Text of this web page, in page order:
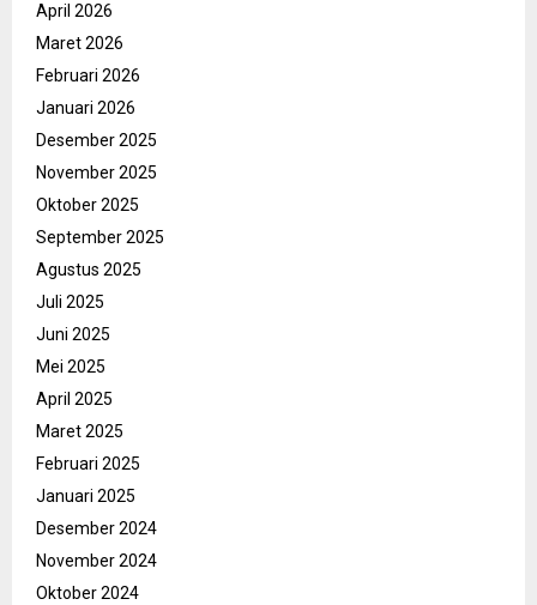
April 2026
Maret 2026
Februari 2026
Januari 2026
Desember 2025
November 2025
Oktober 2025
September 2025
Agustus 2025
Juli 2025
Juni 2025
Mei 2025
April 2025
Maret 2025
Februari 2025
Januari 2025
Desember 2024
November 2024
Oktober 2024